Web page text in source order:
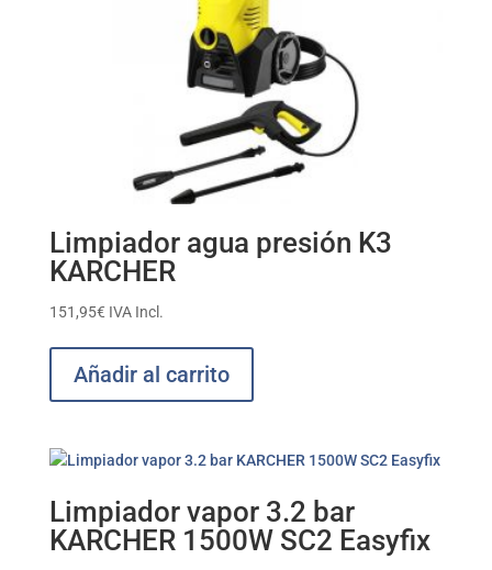
Limpiador agua presión K3
KARCHER
151,95€ IVA Incl.
Añadir al carrito
Limpiador vapor 3.2 bar
KARCHER 1500W SC2 Easyfix